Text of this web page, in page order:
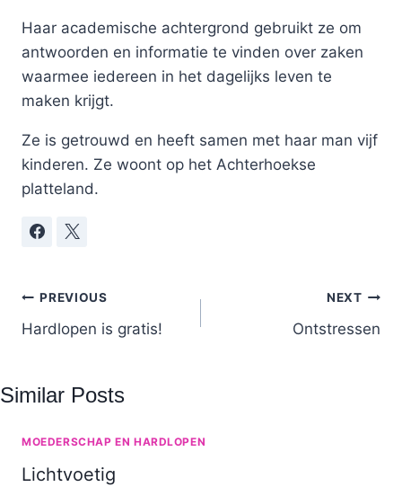
Haar academische achtergrond gebruikt ze om
antwoorden en informatie te vinden over zaken
waarmee iedereen in het dagelijks leven te
maken krijgt.
Ze is getrouwd en heeft samen met haar man vijf
kinderen. Ze woont op het Achterhoekse
platteland.
Post
navigation
PREVIOUS
Hardlopen is gratis!
NEXT
Ontstressen
Similar Posts
MOEDERSCHAP EN HARDLOPEN
Lichtvoetig